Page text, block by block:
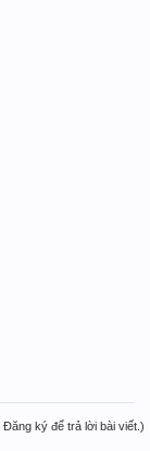
ký để trả lời bài viết.)